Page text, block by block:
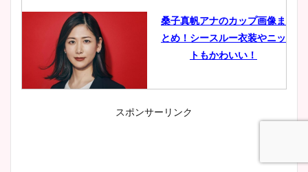
桑子真帆アナのカップ画像ま
とめ！シースルー衣装やニッ
トもかわいい！
小室瑛莉子のカップ画像まと
スポンサーリンク